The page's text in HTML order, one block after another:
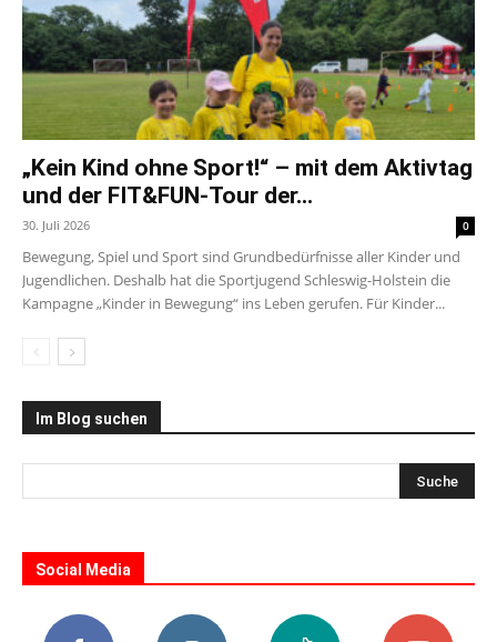
„Kein Kind ohne Sport!“ – mit dem Aktivtag
und der FIT&FUN-Tour der...
30. Juli 2026 0
Bewegung, Spiel und Sport sind Grundbedürfnisse aller Kinder und
Jugendlichen. Deshalb hat die Sportjugend Schleswig-Holstein die
Kampagne „Kinder in Bewegung“ ins Leben gerufen. Für Kinder...
Im Blog suchen
Social Media